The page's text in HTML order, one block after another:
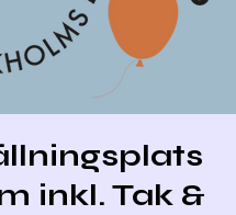
inkl. Tak &